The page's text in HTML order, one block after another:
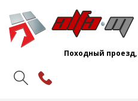
Походный проезд,